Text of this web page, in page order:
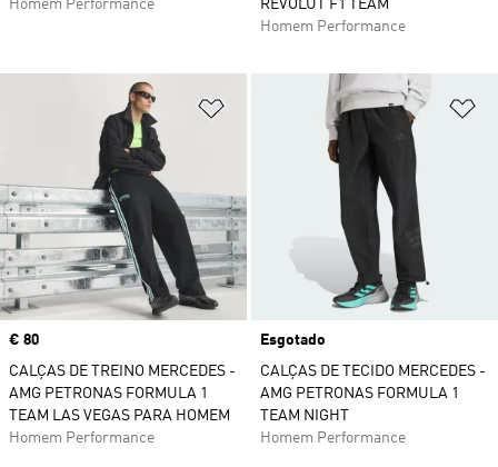
Homem Performance
REVOLUT F1 TEAM
Homem Performance
Adicionar à Lista de Desejos
Price
€ 80
CALÇAS DE TREINO MERCEDES -
AMG PETRONAS FORMULA 1
TEAM LAS VEGAS PARA HOMEM
Homem Performance
Esgotado
CALÇAS DE TECIDO MERCEDES -
AMG PETRONAS FORMULA 1
TEAM NIGHT
Homem Performance